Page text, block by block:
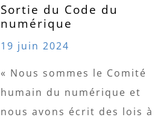
Sortie du Code du
numérique
19 juin 2024
« Nous sommes le Comité
humain du numérique et
nous avons écrit des lois à